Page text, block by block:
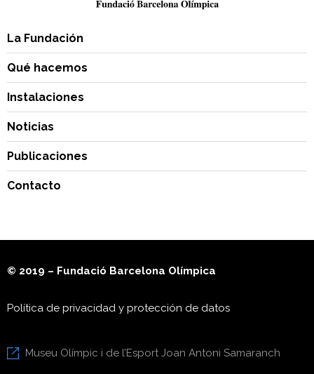
La Fundación
Qué hacemos
Instalaciones
Noticias
Publicaciones
Contacto
© 2019 – Fundació Barcelona Olímpica
Política de privacidad y protección de datos
Museu Olímpic i de l’Esport Joan Antoni Samaranch